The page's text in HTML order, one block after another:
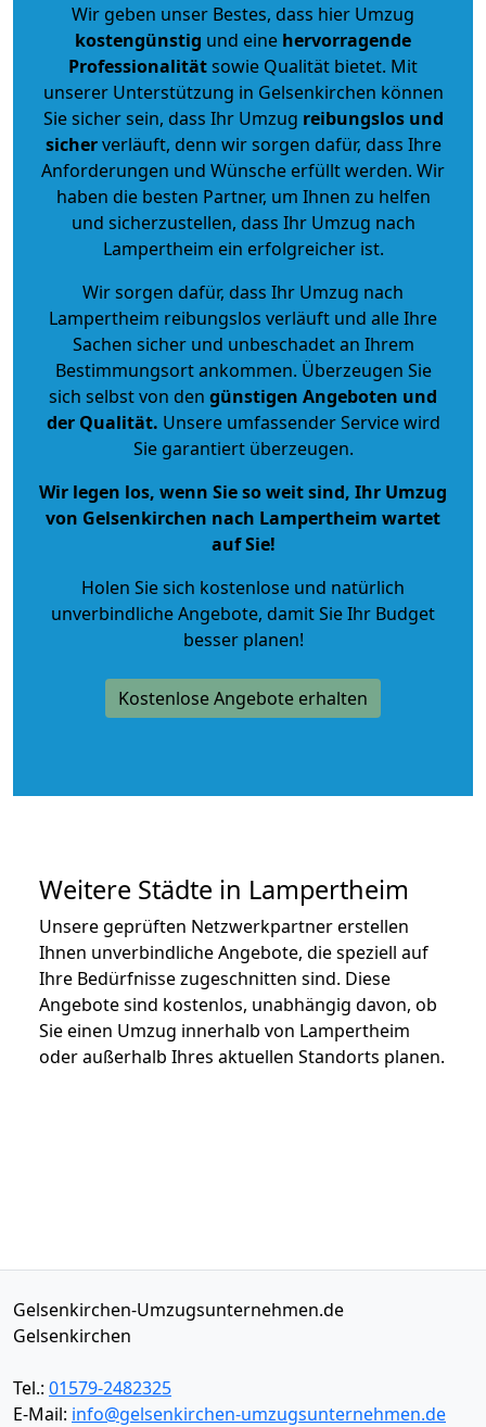
Wir geben unser Bestes, dass hier Umzug
kostengünstig und eine hervorragende
Professionalitätsowie Qualität bietet. Mit
unserer Unterstützung in Gelsenkirchen können
Sie sicher sein, dass Ihr Umzug reibungslos und
sicherverläuft, denn wir sorgen dafür, dass Ihre
Anforderungen und Wünsche erfüllt werden. Wir
haben die besten Partner, um Ihnen zu helfen
und sicherzustellen, dass Ihr Umzug nach
Lampertheim ein erfolgreicher ist.
Wir sorgen dafür, dass Ihr Umzug nach
Lampertheim reibungslos verläuft und alle Ihre
Sachen sicher und unbeschadet an Ihrem
Bestimmungsort ankommen. Überzeugen Sie
sich selbst von den günstigen Angeboten und
der Qualität. Unsere umfassender Service wird
Sie garantiert überzeugen.
Wir legen los, wenn Sie so weit sind, Ihr Umzug
von Gelsenkirchen nach Lampertheim wartet
auf Sie!
Holen Sie sich kostenlose und natürlich
unverbindliche Angebote, damit Sie Ihr Budget
besser planen!
Kostenlose Angebote erhalten
Weitere Städte in Lampertheim
Unsere geprüften Netzwerkpartner erstellen
Ihnen unverbindliche Angebote, die speziell auf
Ihre Bedürfnisse zugeschnitten sind. Diese
Angebote sind kostenlos, unabhängig davon, ob
Sie einen Umzug innerhalb von Lampertheim
oder außerhalb Ihres aktuellen Standorts planen.
Gelsenkirchen-Umzugsunternehmen.de
Gelsenkirchen
Tel.: 01579-2482325
E-Mail: info@gelsenkirchen-umzugsunternehmen.de